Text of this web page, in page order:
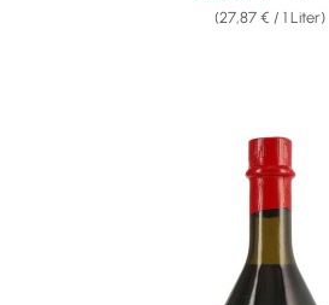
(27,87 € / 1 Liter)